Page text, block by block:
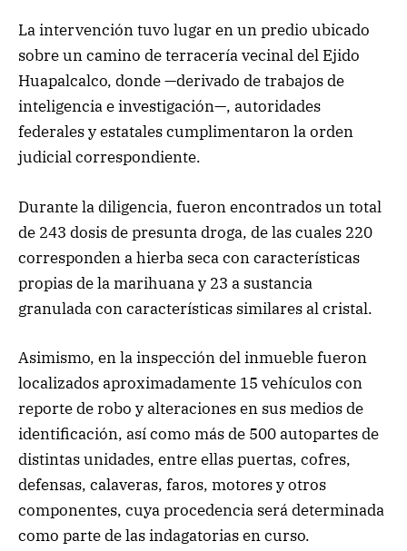
La intervención tuvo lugar en un predio ubicado
sobre un camino de terracería vecinal del Ejido
Huapalcalco, donde —derivado de trabajos de
inteligencia e investigación—, autoridades
federales y estatales cumplimentaron la orden
judicial correspondiente.
Durante la diligencia, fueron encontrados un total
de 243 dosis de presunta droga, de las cuales 220
corresponden a hierba seca con características
propias de la marihuana y 23 a sustancia
granulada con características similares al cristal.
Asimismo, en la inspección del inmueble fueron
localizados aproximadamente 15 vehículos con
reporte de robo y alteraciones en sus medios de
identificación, así como más de 500 autopartes de
distintas unidades, entre ellas puertas, cofres,
defensas, calaveras, faros, motores y otros
componentes, cuya procedencia será determinada
como parte de las indagatorias en curso.